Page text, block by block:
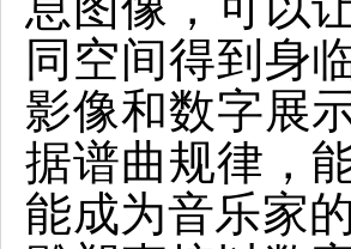
同空间得到身
影像和数字展
据谱曲规律，
能成为音乐家